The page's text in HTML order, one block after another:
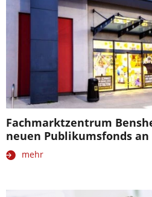
Fachmarktzentrum
neuen Publikumsfonds
mehr